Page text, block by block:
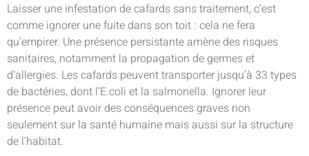
Laisser une infestation de cafards sans traitement, c’est
comme ignorer une fuite dans son toit : cela ne fera
qu’empirer. Une présence persistante amène des risques
sanitaires, notamment la propagation de germes et
d’allergies. Les cafards peuvent transporter jusqu’à 33 types
de bactéries, dont l’E.coli et la salmonella. Ignorer leur
présence peut avoir des conséquences graves non
seulement sur la santé humaine mais aussi sur la structure
de l’habitat.